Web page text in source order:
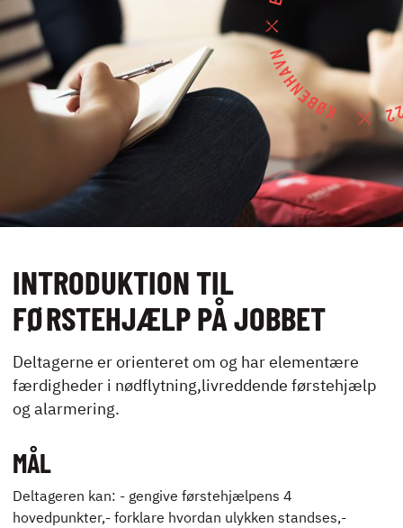
EVENTS
VIRKSOMHEDS­
KURSER
NYHEDER
JOBBØRS
FOR VIRKSOMHEDER
ELEVINTRA (LOGIN)
TIDLIGERE ELEV
ENGLISH
INTRODUKTION TIL
FØRSTEHJÆLP PÅ JOBBET
Deltagerne er orienteret om og har elementære
færdigheder i nødflytning,livreddende førstehjælp
og alarmering.
MÅL
Deltageren kan: - gengive førstehjælpens 4
hovedpunkter,- forklare hvordan ulykken standses,-